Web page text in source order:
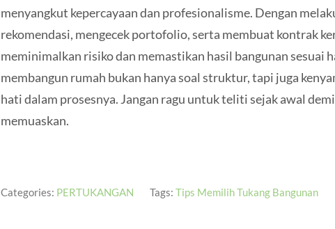
menyangkut kepercayaan dan profesionalisme. Dengan
rekomendasi, mengecek portofolio, serta membuat kontrak
meminimalkan risiko dan memastikan hasil bangunan sesuai
membangun rumah bukan hanya soal struktur, tapi juga
hati dalam prosesnya. Jangan ragu untuk teliti sejak awal
memuaskan.
Categories: PERTUKANGAN Tags: Tips Memilih Tukang Bangunan